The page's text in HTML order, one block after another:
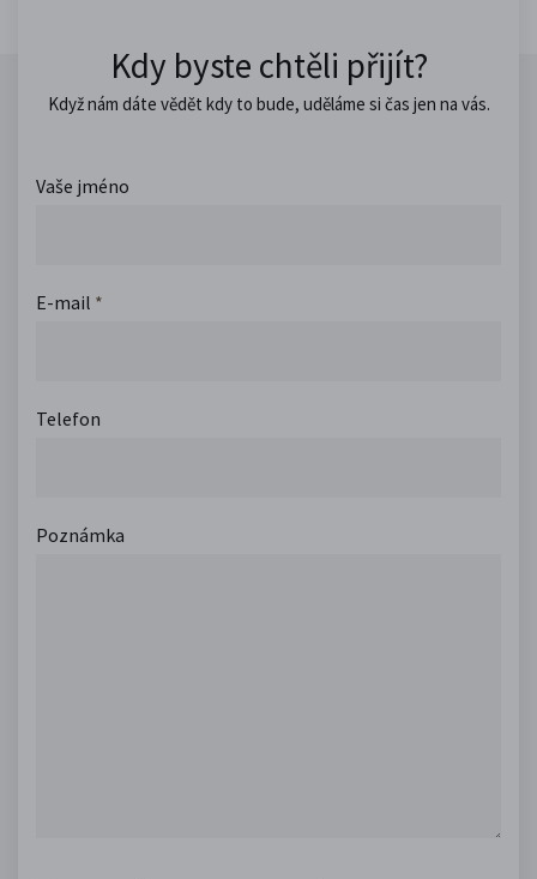
Kdy byste chtěli přijít?
Když nám dáte vědět kdy to bude, uděláme si čas jen na vás.
Vaše jméno
E-mail *
Telefon
Poznámka